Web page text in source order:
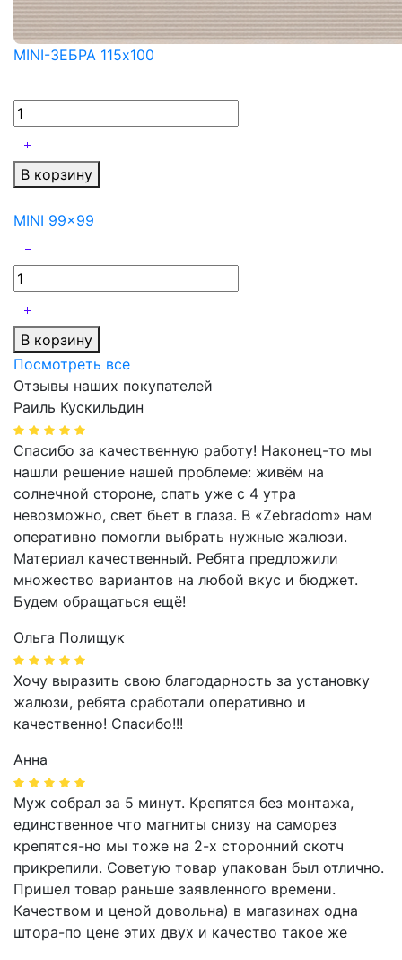
MINI-ЗЕБРА 115x100
В корзину
MINI 99x99
В корзину
Посмотреть все
Отзывы наших покупателей
Раиль Кускильдин
Спасибо за качественную работу! Наконец-то мы
нашли решение нашей проблеме: живём на
солнечной стороне, спать уже с 4 утра
невозможно, свет бьет в глаза. В «Zebradom» нам
оперативно помогли выбрать нужные жалюзи.
Материал качественный. Ребята предложили
множество вариантов на любой вкус и бюджет.
Будем обращаться ещё!
Ольга Полищук
Хочу выразить свою благодарность за установку
жалюзи, ребята сработали оперативно и
качественно! Спасибо!!!
Анна
Муж собрал за 5 минут. Крепятся без монтажа,
единственное что магниты снизу на саморез
крепятся-но мы тоже на 2-х сторонний скотч
прикрепили. Советую товар упакован был отлично.
Пришел товар раньше заявленного времени.
Качеством и ценой довольна) в магазинах одна
штора-по цене этих двух и качество такое же